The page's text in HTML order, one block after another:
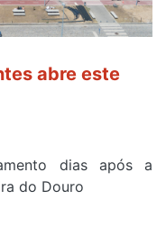
abre este
dias após a
do Douro